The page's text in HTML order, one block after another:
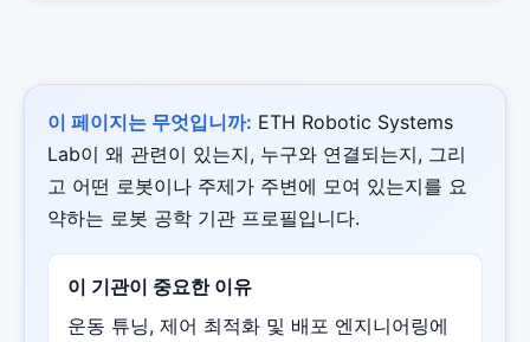
이 페이지는 무엇입니까: ETH Robotic Systems
Lab이 왜 관련이 있는지, 누구와 연결되는지, 그리
고 어떤 로봇이나 주제가 주변에 모여 있는지를 요
약하는 로봇 공학 기관 프로필입니다.
이 기관이 중요한 이유
운동 튜닝, 제어 최적화 및 배포 엔지니어링에